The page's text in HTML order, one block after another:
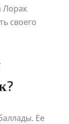
Лорак
своего
Ее